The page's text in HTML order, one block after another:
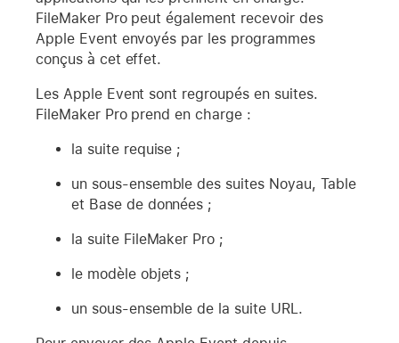
FileMaker Pro peut également recevoir des
Apple Event envoyés par les programmes
conçus à cet effet.
Les Apple Event sont regroupés en suites.
FileMaker Pro prend en charge :
la suite requise ;
un sous-ensemble des suites Noyau, Table
et Base de données ;
la suite FileMaker Pro ;
le modèle objets ;
un sous-ensemble de la suite URL.